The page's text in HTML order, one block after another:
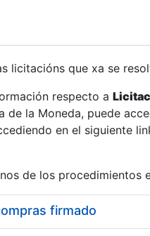
licitacións que xa se
respecto a
de la Moneda, puede
en el siguiente
de los procedimientos
firmado